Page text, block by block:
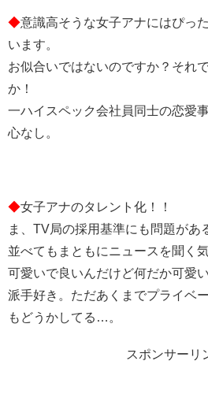
◆意識高そうな女子アナにはぴっ
います。
お似合いではないのですか？それ
か！
一ハイスペック会社員同士の恋愛
心なし。
◆女子アナのタレント化！！
ま、TV局の採用基準にも問題があ
並べてもまともにニュースを聞く
可愛いで良いんだけど何だか可愛
派手好き。ただあくまでプライベ
もどうかしてる…。
スポンサーリ